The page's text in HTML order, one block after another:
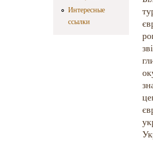
Интересные
ссылки